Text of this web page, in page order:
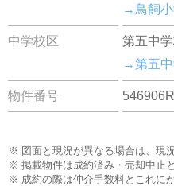
→鳥飼小
中学校区
第五中
→第五中
物件番号 546906R
※ 図面と現況が異なる場合は、現
※ 掲載物件は成約済み・売却中止
※ 成約の際は仲介手数料とこれに